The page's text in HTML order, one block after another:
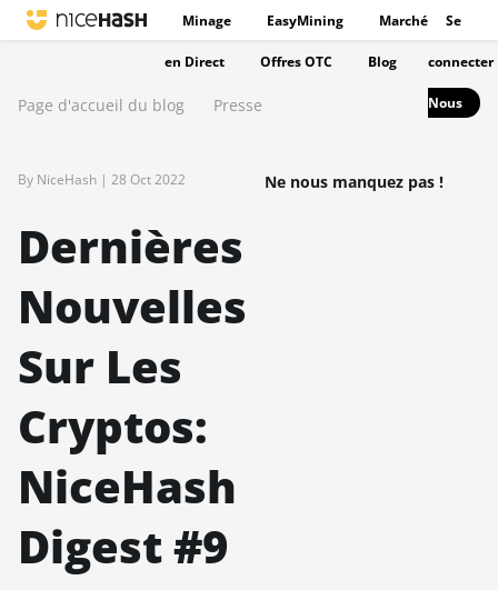
Minage EasyMining Marché
en Direct Offres OTC Blog
Se
connecter
Nous
Page d'accueil du blog Presse
By NiceHash | 28 Oct 2022
Dernières
Nouvelles
Sur Les
Cryptos:
NiceHash
Digest #9
Ne nous manquez pas !